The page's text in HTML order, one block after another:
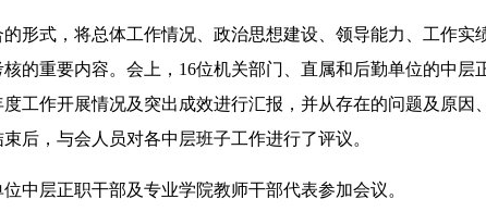
式，将总体工作情况、政治思想建设、领导能力、工作实
的重要内容。会上，16位机关部门、直属和后勤单位的中层
工作开展情况及突出成效进行汇报，并从存在的问题及原因
后，与会人员对各中层班子工作进行了评议。
层正职干部及专业学院教师干部代表参加会议。